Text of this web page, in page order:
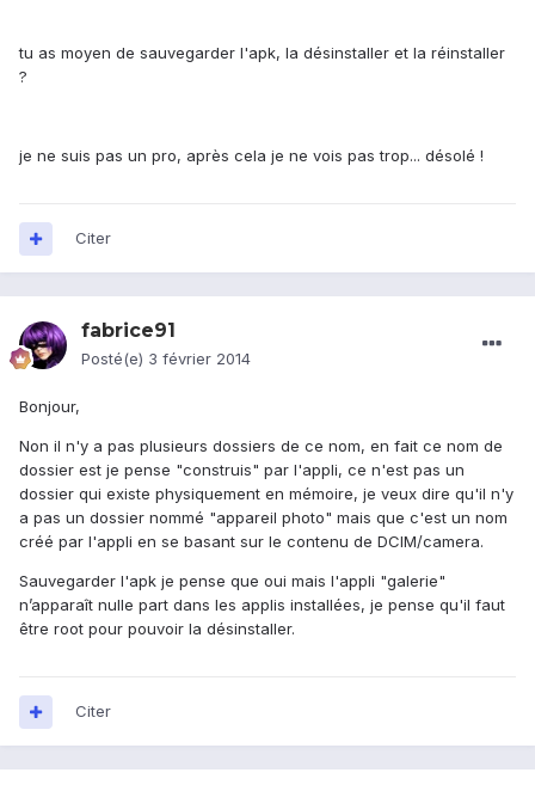
tu as moyen de sauvegarder l'apk, la désinstaller et la réinstaller
?
je ne suis pas un pro, après cela je ne vois pas trop... désolé !
Citer
fabrice91
Posté(e) 3 février 2014
Bonjour,
Non il n'y a pas plusieurs dossiers de ce nom, en fait ce nom de
dossier est je pense "construis" par l'appli, ce n'est pas un
dossier qui existe physiquement en mémoire, je veux dire qu'il n'y
a pas un dossier nommé "appareil photo" mais que c'est un nom
créé par l'appli en se basant sur le contenu de DCIM/camera.
Sauvegarder l'apk je pense que oui mais l'appli "galerie"
n’apparaît nulle part dans les applis installées, je pense qu'il faut
être root pour pouvoir la désinstaller.
Citer